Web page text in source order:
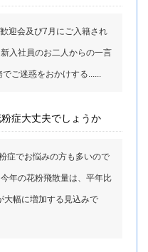
迎会及び7月にご入籍され
入社員のお二人からの一言
ご迷惑をおかけする......
症大丈夫でしょうか
症でお悩みの方も多いので
年の花粉飛散量は、平年比
大幅に増加する見込みで